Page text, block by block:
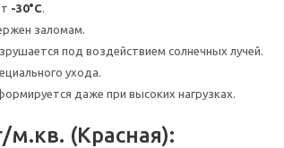
-30°C.
заломам.
под воздействием солнечных лучей.
ухода.
даже при высоких нагрузках.
м.кв. (Красная):